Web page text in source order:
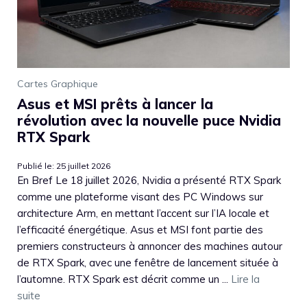
Cartes Graphique
Asus et MSI prêts à lancer la
révolution avec la nouvelle puce Nvidia
RTX Spark
Publié le: 25 juillet 2026
En Bref Le 18 juillet 2026, Nvidia a présenté RTX Spark
comme une plateforme visant des PC Windows sur
architecture Arm, en mettant l’accent sur l’IA locale et
l’efficacité énergétique. Asus et MSI font partie des
premiers constructeurs à annoncer des machines autour
de RTX Spark, avec une fenêtre de lancement située à
l’automne. RTX Spark est décrit comme un ... Lire la
suite